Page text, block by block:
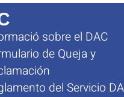
sobre el DAC
de Queja y
del Servicio